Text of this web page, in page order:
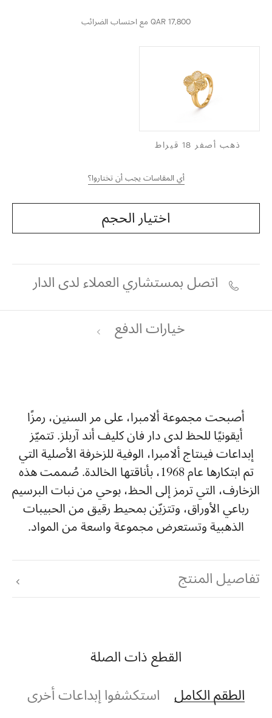
QAR 17,800 مع احتساب الضرائب
ذهب أصفر 18 قيراط
أي المقاسات يجب أن تختاروا؟
اختيار الحجم
اتصل بمستشاري العملاء لدى الدار
خيارات الدفع
أصبحت مجموعة ألامبرا، على مر السنين، رمزًا
أيقونيًا للحظ لدى دار فان كليف أند آربلز. تتميّز
إبداعات فينتاج ألامبرا، الوفية للزخرفة الأصلية التي
تم ابتكارها عام 1968، بأناقتها الخالدة. صُممت هذه
الزخارف، التي ترمز إلى الحظ، بوحي من نبات البرسيم
رباعي الأوراق، وتتزيّن بمحيط رقيق من الحبيبات
الذهبية وتستعرض مجموعة واسعة من المواد.
تفاصيل المنتج
القطع ذات الصلة
الطقم الكامل استكشفوا إبداعات أخرى